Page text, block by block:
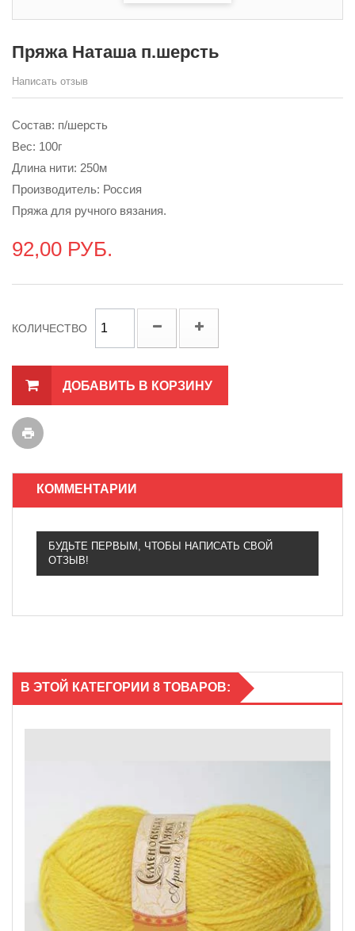
Пряжа Наташа п.шерсть
Написать отзыв
Состав: п/шерсть
Вес: 100г
Длина нити: 250м
Производитель: Россия
Пряжа для ручного вязания.
92,00 РУБ.
КОЛИЧЕСТВО
ДОБАВИТЬ В КОРЗИНУ
КОММЕНТАРИИ
БУДЬТЕ ПЕРВЫМ, ЧТОБЫ НАПИСАТЬ СВОЙ
ОТЗЫВ!
В ЭТОЙ КАТЕГОРИИ 8 ТОВАРОВ: